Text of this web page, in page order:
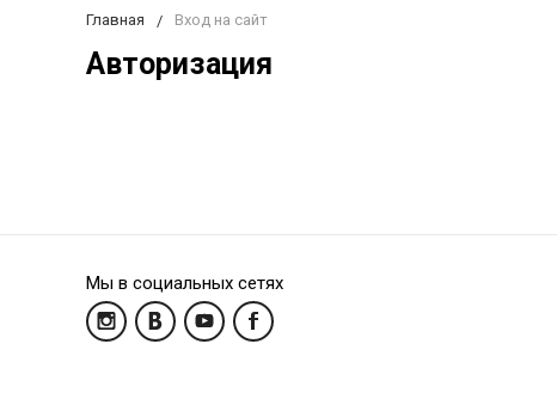
Главная Вход на сайт
Авторизация
Мы в социальных сетях